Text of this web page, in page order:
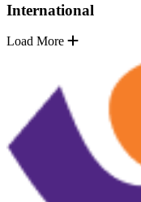
International
Load More